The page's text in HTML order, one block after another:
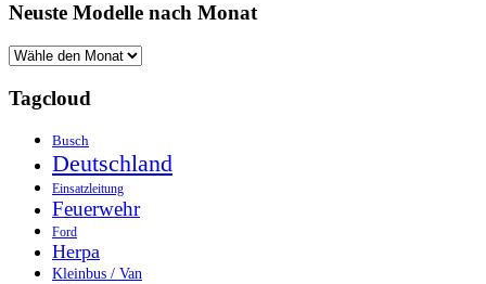
Neuste Modelle nach Monat
Tagcloud
Busch
Deutschland
Einsatzleitung
Feuerwehr
Ford
Herpa
Kleinbus / Van